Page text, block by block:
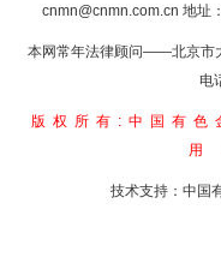
cnmn@cnmn.com.cn 地址
本网常年法律顾问——北京市
电
版权所有:中国有色
用
技术支持：中国